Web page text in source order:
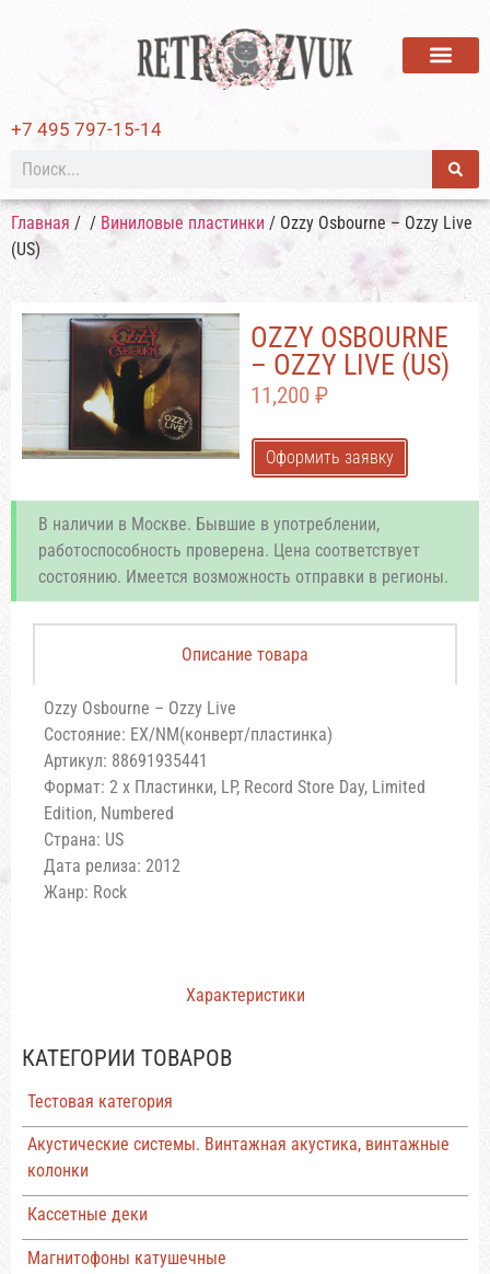
+7 495 797-15-14
Главная / / Виниловые пластинки / Ozzy Osbourne – Ozzy Live
(US)
КАТЕГОРИИ ТОВАРОВ
Тестовая категория
Акустические системы. Винтажная акустика, винтажные
колонки
Кассетные деки
Магнитофоны катушечные
OZZY OSBOURNE
– OZZY LIVE (US)
11,200 ₽
Оформить заявку
В наличии в Москве. Бывшие в употреблении,
работоспособность проверена. Цена соответствует
состоянию. Имеется возможность отправки в регионы.
Описание товара
Характеристики
Ozzy Osbourne – Ozzy Live
Состояние: EX/NM(конверт/пластинка)
Артикул: 88691935441
Формат: 2 x Пластинки, LP, Record Store Day, Limited
Edition, Numbered
Страна: US
Дата релиза: 2012
Жанр: Rock